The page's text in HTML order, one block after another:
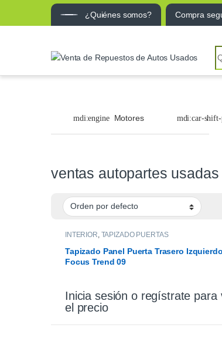
¿Quiénes somos? Compra
ventas autopartes
INTERIOR, TAPIZADO PUERTAS
Tapizado Panel Puerta Trasero
Focus Trend 09
Inicia sesión o regístrate para
el precio
Motores